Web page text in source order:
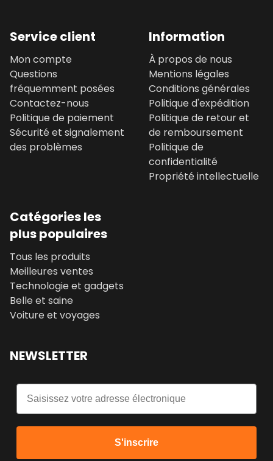
Service client
Mon compte
Questions
fréquemment posées
Contactez-nous
Politique de paiement
Sécurité et signalement
des problèmes
Information
À propos de nous
Mentions légales
Conditions générales
Politique d'expédition
Politique de retour et
de remboursement
Politique de
confidentialité
Propriété intellectuelle
Catégories les
plus populaires
Tous les produits
Meilleures ventes
Technologie et gadgets
Belle et saine
Voiture et voyages
NEWSLETTER
Email
S'inscrire